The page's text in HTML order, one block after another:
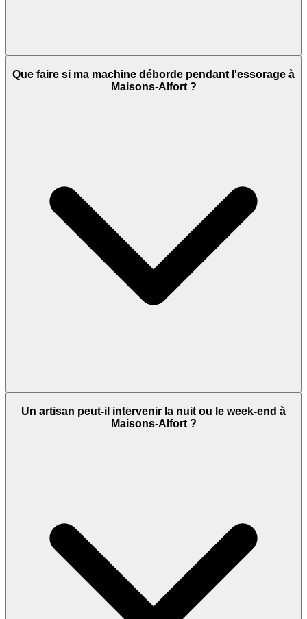
Que faire si ma machine déborde pendant l'essorage à
Maisons-Alfort ?
Un artisan peut-il intervenir la nuit ou le week-end à
Maisons-Alfort ?